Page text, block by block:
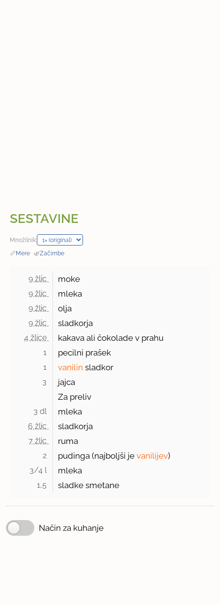
SESTAVINE
Množilnik:
📏Mere · 🌿Začimbe
9 žlic moke
9 žlic mleka
9 žlic olja
9 žlic sladkorja
4 žlice kakava ali čokolade v prahu
1 pecilni prašek
1 vanilin sladkor
3
jajca
Za preliv
3 dl mleka
6 žlic sladkorja
7 žlic ruma
2 pudinga (najboljši jevanilijev)
3/4 l mleka
1,5 sladke smetane
Način za kuhanje